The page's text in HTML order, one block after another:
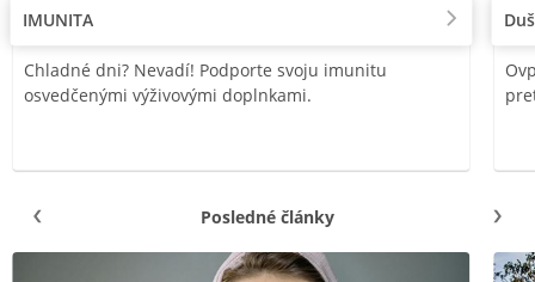
IMUNITA
Chladné dni? Nevadí! Podporte svoju imunitu
osvedčenými výživovými doplnkami.
Posledné články